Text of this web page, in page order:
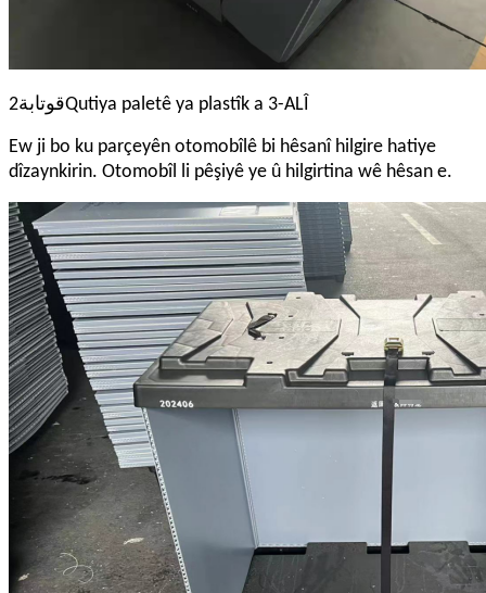
2قوتابةQutiya paletê ya plastîk a 3-ALÎ
Ew ji bo ku parçeyên otomobîlê bi hêsanî hilgire hatiye
dîzaynkirin. Otomobîl li pêşiyê ye û hilgirtina wê hêsan e.